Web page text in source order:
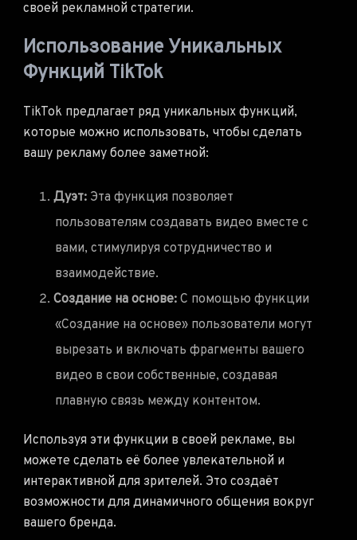
своей рекламной стратегии.
Использование Уникальных
Функций TikTok
TikTok предлагает ряд уникальных функций,
которые можно использовать, чтобы сделать
вашу рекламу более заметной:
Дуэт: Эта функция позволяет
пользователям создавать видео вместе с
вами, стимулируя сотрудничество и
взаимодействие.
Создание на основе: С помощью функции
«Создание на основе» пользователи могут
вырезать и включать фрагменты вашего
видео в свои собственные, создавая
плавную связь между контентом.
Используя эти функции в своей рекламе, вы
можете сделать её более увлекательной и
интерактивной для зрителей. Это создаёт
возможности для динамичного общения вокруг
вашего бренда.